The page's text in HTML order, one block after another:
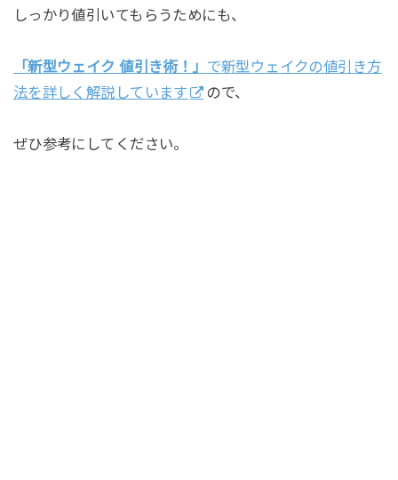
しっかり値引いてもらうためにも、
「新型ウェイク 値引き術！」 で新型ウェイクの値引き方
法を詳しく解説しています
ので、
ぜひ参考にしてください。